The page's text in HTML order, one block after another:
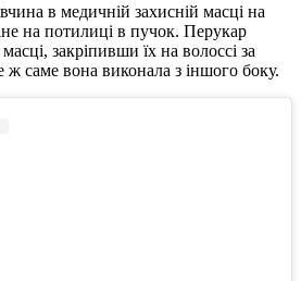
в медичній захисній масці на
на потилиці в пучок. Перукар
закріпивши їх на волоссі за
саме вона виконала з іншого боку.